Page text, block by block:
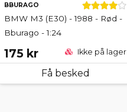
BBURAGO
BMW M3 (E30) - 1988 - Rød -
Bburago - 1:24
175 kr Ikke på lager
Få besked